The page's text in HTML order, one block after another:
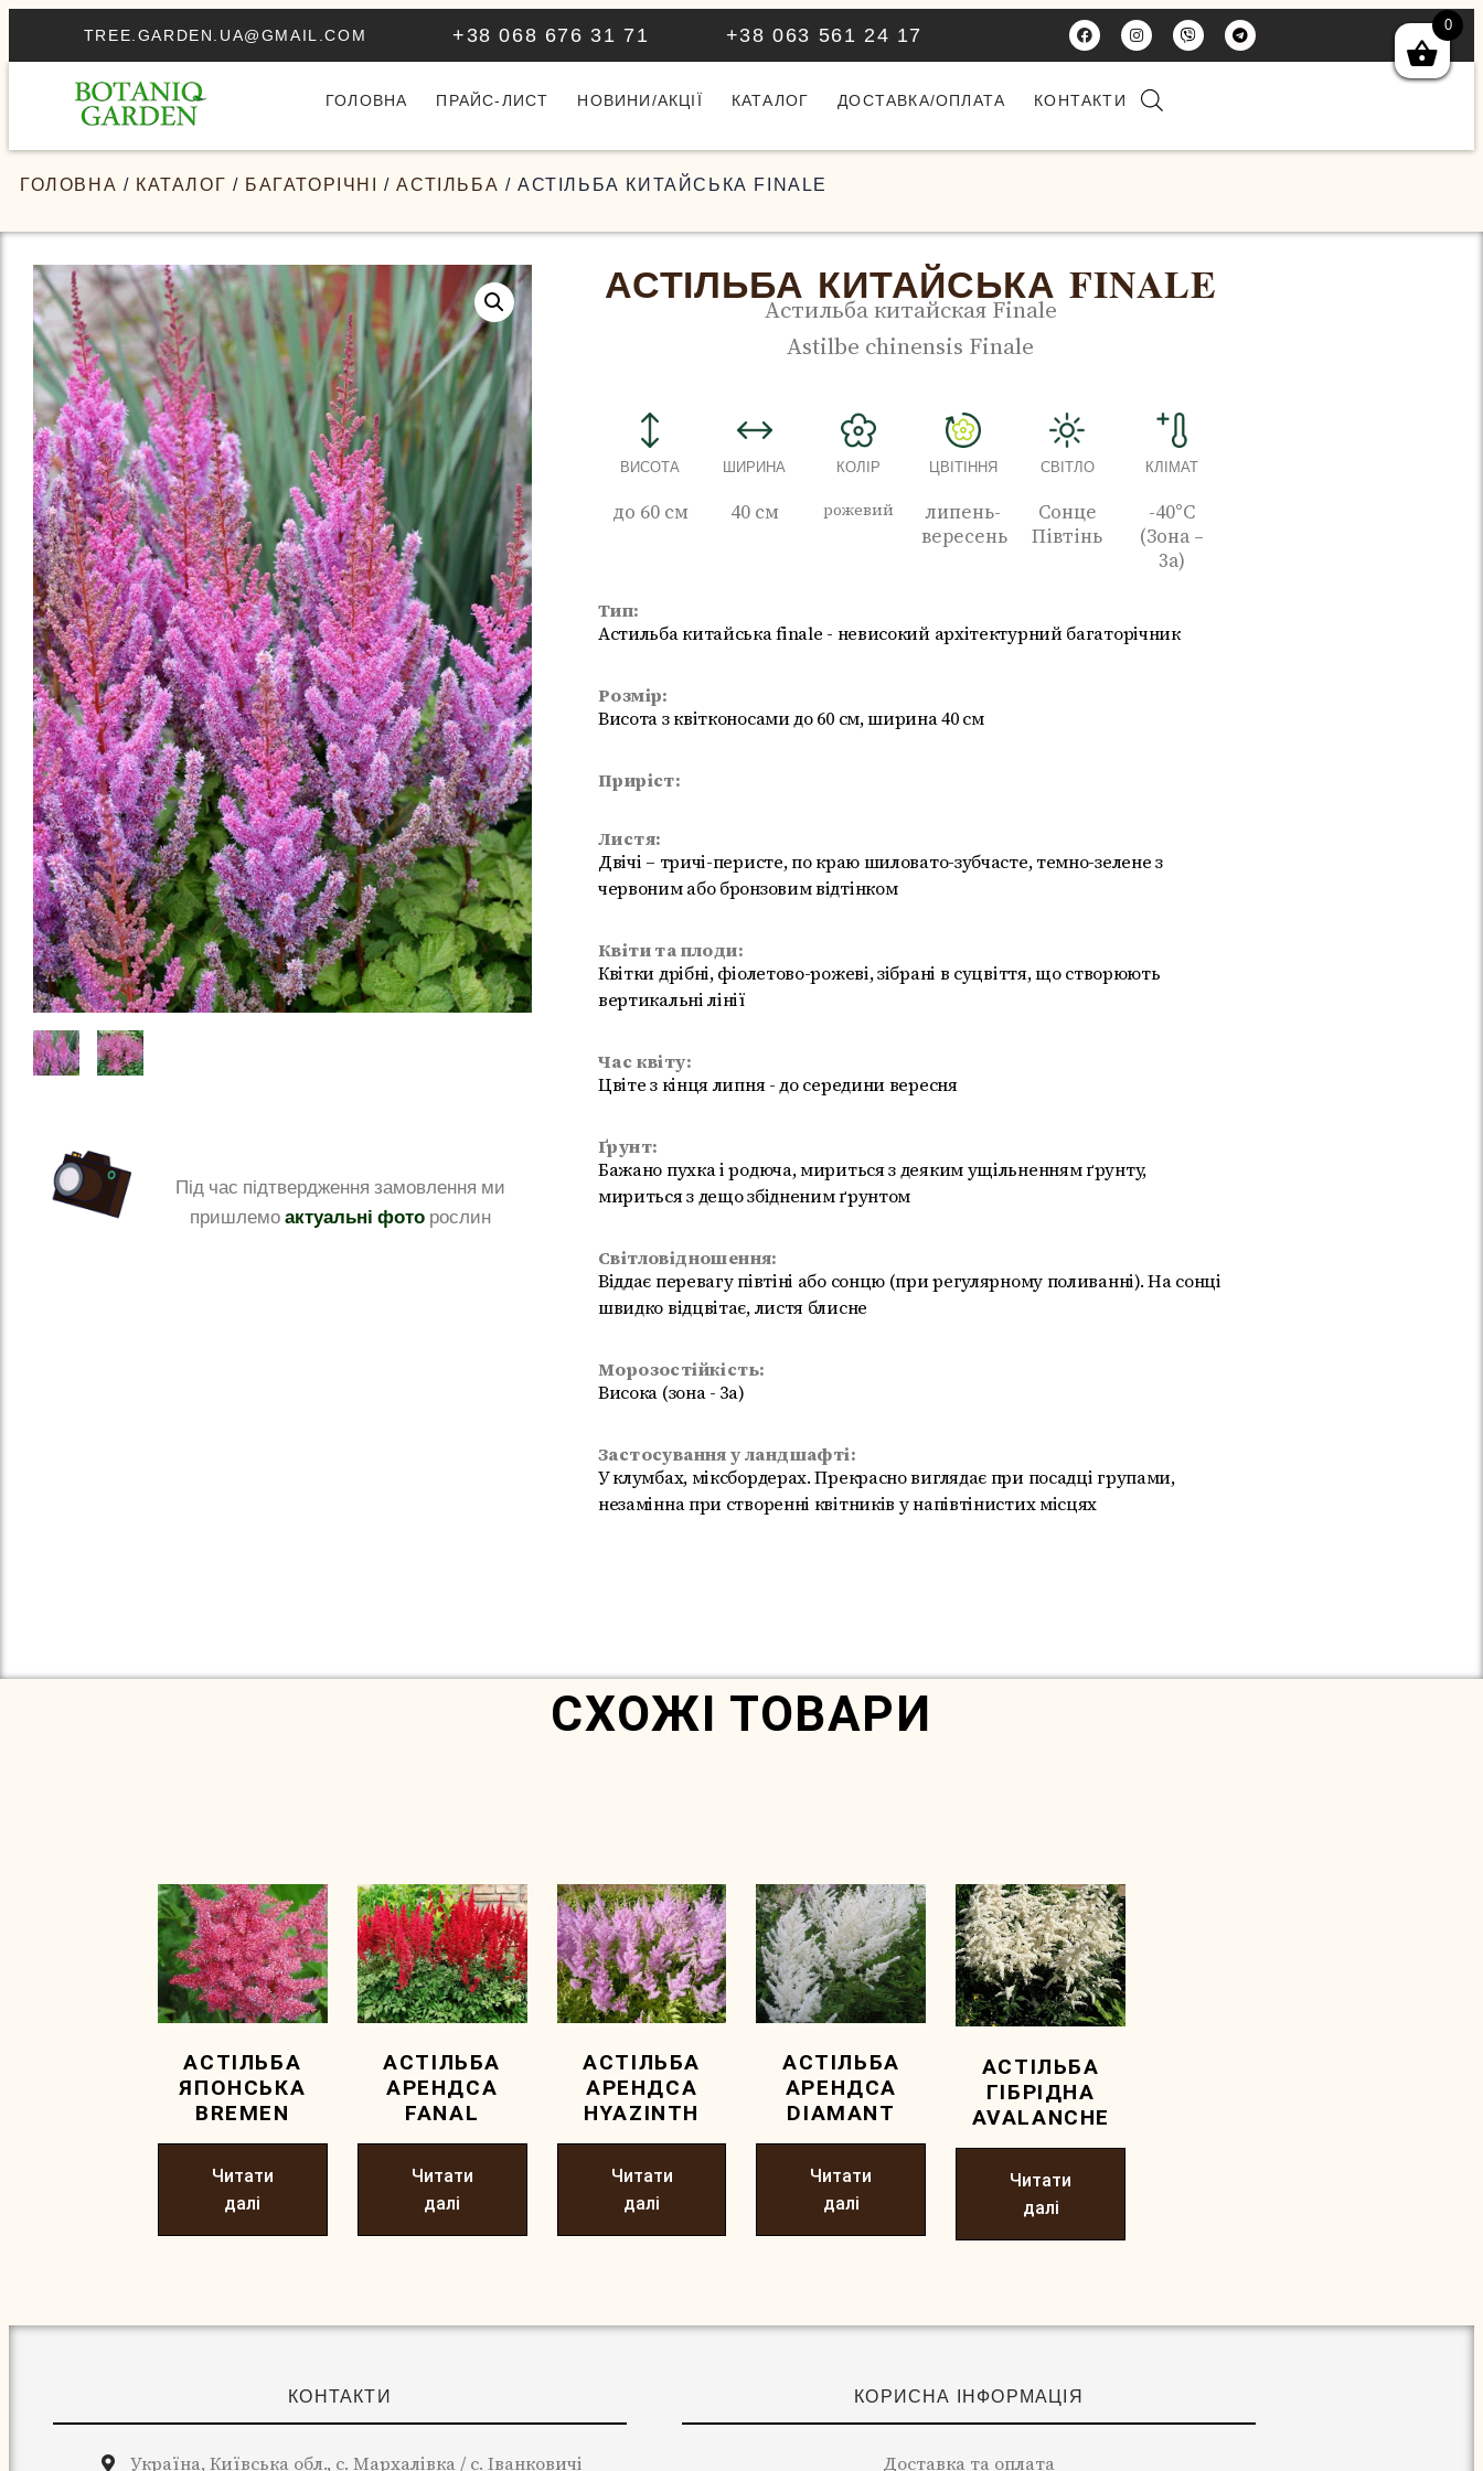
TREE.GARDEN.UA@GMAIL.COM +38 068 676 31 71 +38 063 561 24 17
ГОЛОВНА ПРАЙС-ЛИСТ НОВИНИ/АКЦІЇ КАТАЛОГ ДОСТАВКА/ОПЛАТА КОНТАКТИ
ГОЛОВНА / КАТАЛОГ / БАГАТОРІЧНІ /АСТІЛЬБА / АСТІЛЬБА КИТАЙСЬКА FINALE
Під час підтвердження замовлення ми
пришлемоактуальні фоторослин
АСТІЛЬБА КИТАЙСЬКА FINALE
Астильба китайская Finale
Astilbe chinensis Finale
ВИСОТА
до 60 см
ШИРИНА
40 см
КОЛІР
рожевий
ЦВІТІННЯ
липень-
вересень
СВІТЛО
Сонце
Півтінь
КЛІМАТ
-40°C
(Зона –
3а)
Тип:
Астильба китайська finale - невисокий архітектурний багаторічник
Розмір:
Висота з квітконосами до 60 см, ширина 40 см
Приріст:
Листя:
Двічі – тричі-перисте, по краю шиловато-зубчасте, темно-зелене з
червоним або бронзовим відтінком
Квіти та плоди:
Квітки дрібні, фіолетово-рожеві, зібрані в суцвіття, що створюють
вертикальні лінії
Час квіту:
Цвіте з кінця липня - до середини вересня
Ґрунт:
Бажано пухка і родюча, мириться з деяким ущільненням ґрунту,
мириться з дещо збідненим ґрунтом
Світловідношення:
Віддає перевагу півтіні або сонцю (при регулярному поливанні). На сонці
швидко відцвітає, листя блисне
Морозостійкість:
Висока (зона - 3а)
Застосування у ландшафті:
У клумбах, міксбордерах. Прекрасно виглядає при посадці групами,
незамінна при створенні квітників у напівтінистих місцях
СХОЖІ ТОВАРИ
АСТІЛЬБА
ЯПОНСЬКА
BREMEN
Читати
далі
АСТІЛЬБА
АРЕНДСА
FANAL
Читати
далі
АСТІЛЬБА
АРЕНДСА
HYAZINTH
Читати
далі
АСТІЛЬБА
АРЕНДСА
DIAMANT
Читати
далі
АСТІЛЬБА
ГІБРІДНА
AVALANCHE
Читати
далі
КОНТАКТИ
Україна, Київська обл., с. Мархалівка / с. Іванковичі
КОРИСНА ІНФОРМАЦІЯ
Доставка та оплата
0